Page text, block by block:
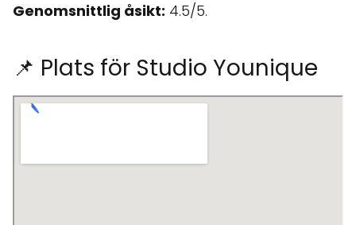
Genomsnittlig åsikt: 4.5/5.
📌 Plats för Studio Younique